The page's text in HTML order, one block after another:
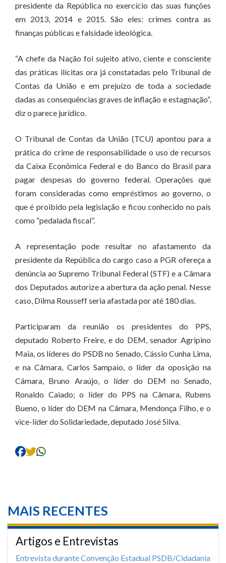
presidente da República no exercício das suas funções
em 2013, 2014 e 2015. São eles: crimes contra as
finanças públicas e falsidade ideológica.
“A chefe da Nação foi sujeito ativo, ciente e consciente
das práticas ilícitas ora já constatadas pelo Tribunal de
Contas da União e em prejuízo de toda a sociedade
dadas as consequências graves de inflação e estagnação”,
diz o parece jurídico.
O Tribunal de Contas da União (TCU) apontou para a
prática do crime de responsabilidade o uso de recursos
da Caixa Econômica Federal e do Banco do Brasil para
pagar despesas do governo federal. Operações que
foram consideradas como empréstimos ao governo, o
que é proibido pela legislação e ficou conhecido no país
como “pedalada fiscal”.
A representação pode resultar no afastamento da
presidente da República do cargo caso a PGR ofereça a
denúncia ao Supremo Tribunal Federal (STF) e a Câmara
dos Deputados autorize a abertura da ação penal. Nesse
caso, Dilma Rousseff seria afastada por até 180 dias.
Participaram da reunião os presidentes do PPS,
deputado Roberto Freire, e do DEM, senador Agripino
Maia, os líderes do PSDB no Senado, Cássio Cunha Lima,
e na Câmara, Carlos Sampaio, o líder da oposição na
Câmara, Bruno Araújo, o líder do DEM no Senado,
Ronaldo Caiado; o líder do PPS na Câmara, Rubens
Bueno, o líder do DEM na Câmara, Mendonça Filho, e o
vice-líder do Solidariedade, deputado José Silva.
MAIS RECENTES
Artigos e Entrevistas
Entrevista durante Convenção Estadual PSDB/Cidadania